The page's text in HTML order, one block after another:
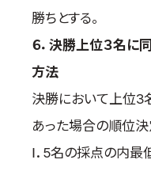
勝ちとする。
６．決勝上位３名
方法
決勝において上位3
あった場合の順位
Ⅰ．5名の採点の内最